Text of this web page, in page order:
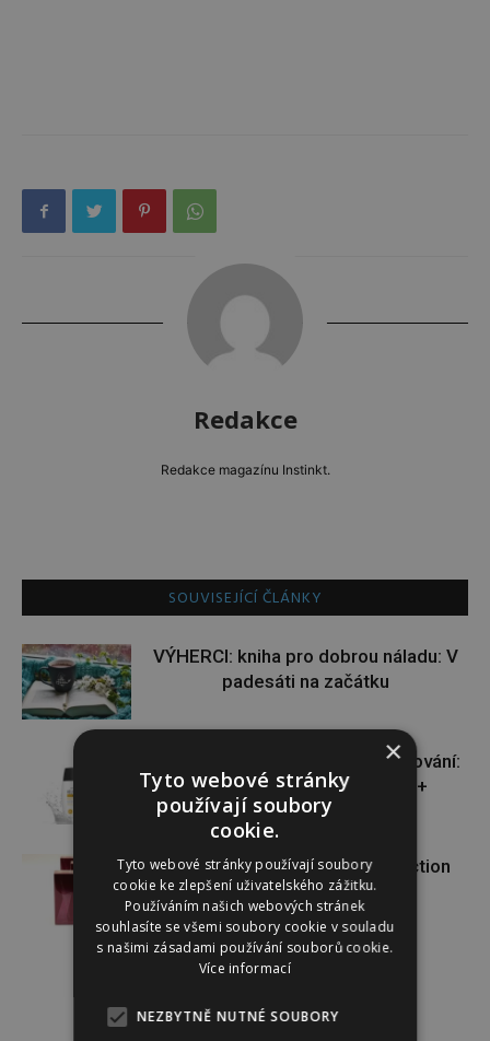
Redakce
Redakce magazínu Instinkt.
SOUVISEJÍCÍ ČLÁNKY
VÝHERCI: kniha pro dobrou náladu: V
padesáti na začátku
VÝHERCI: novinka ve světě opalování:
Heliocare Water Gel SPF 50+
VÝHERCI: o krásnou vůni Attraction
Sensation od AVONu
×
Tyto webové stránky
používají soubory
cookie.
Tyto webové stránky používají soubory
cookie ke zlepšení uživatelského zážitku.
Používáním našich webových stránek
souhlasíte se všemi soubory cookie v souladu
s našimi zásadami používání souborů cookie.
Více informací
NEZBYTNĚ NUTNÉ SOUBORY